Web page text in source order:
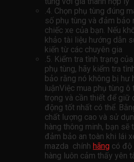
.4. Chọn phụ tùng đúng
số phụ tùng và đảm bảo
chiếc xe của bạn. Nếu
khảo tài liệu hướng dẫn
kiến ​​từ các chuyên gia
.5. Kiểm tra tình trạng
phụ tùng, hãy kiểm tra
bảo rằng nó không bị hư
luậnViệc mua phụ tùng
trọng và cần thiết để giữ
động tốt nhất có thể.
chất lượng cao và sử
hàng thông minh, bạn
đảm bảo an toàn khi lái
mazda chính hãng có độ
hàng luôn cảm thấy yên